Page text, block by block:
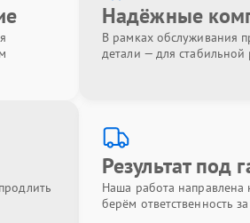
Надёжные
В рамках обслуживания
детали — для стабильной
Результат под
Наша работа направлена
берём ответственность за